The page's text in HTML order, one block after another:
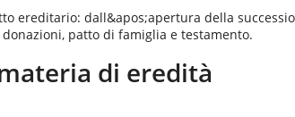
ereditario: dall&apos;apertura della
patto di famiglia e testamento.
di eredità